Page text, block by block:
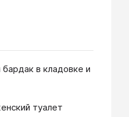
в кладовке и
туалет